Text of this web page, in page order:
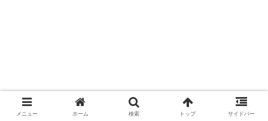
メニュー ホーム 検索 トップ サイドバー